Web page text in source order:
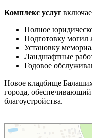
Комплекс услуг
Полное
Подготовку могил
Установку
Ландшафтные
Годовое
Новое кладбище
города,
благоустройства.
Кладбище Новское
Остановка общественного